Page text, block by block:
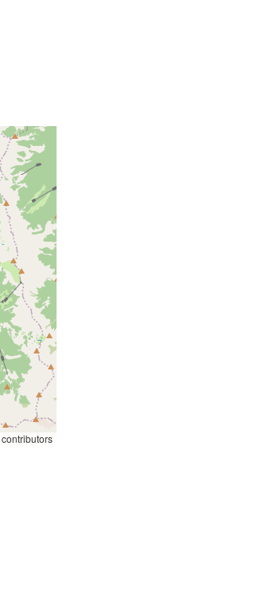
contributors